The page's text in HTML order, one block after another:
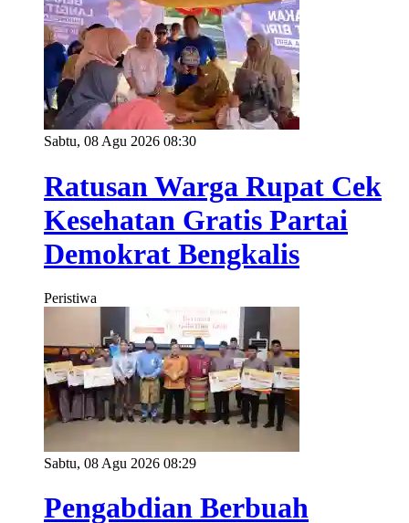
Sabtu, 08 Agu 2026 08:30
Ratusan Warga Rupat Cek
Kesehatan Gratis Partai
Demokrat Bengkalis
Peristiwa
Sabtu, 08 Agu 2026 08:29
Pengabdian Berbuah